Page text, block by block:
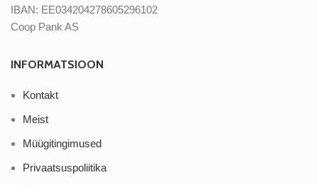
IBAN: EE034204278605296102
Coop Pank AS
INFORMATSIOON
Kontakt
Meist
Müügitingimused
Privaatsuspoliitika